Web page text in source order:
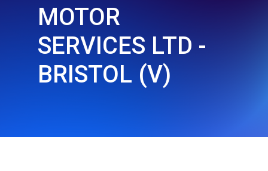
MOTOR
SERVICES LTD -
BRISTOL (V)